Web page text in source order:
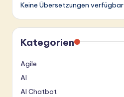
Keine Übersetzungen verfügbar
Kategorien
Agile
AI
AI Chatbot